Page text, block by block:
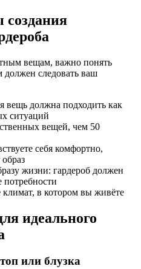
вещам, важно понять
следовать ваш
вещь должна подходить как
ситуаций
вещей, чем 50
себя комфортно,
жизни: гардероб должен
потребности
климат, в котором вы живёте
идеального
или блузка